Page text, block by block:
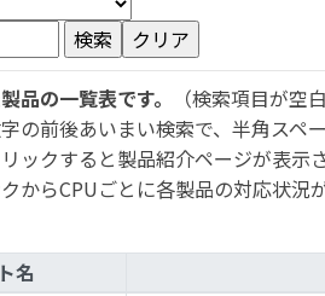
品の一覧表です。
（検索項目が空
の前後あいまい検索で、半角スペ
ックすると製品紹介ページが表示さ
からCPUごとに各製品の対応状況
名